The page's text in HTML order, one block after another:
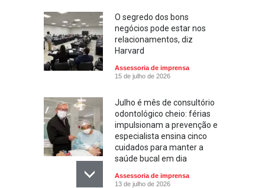
O segredo dos bons
negócios pode estar nos
relacionamentos, diz
Harvard
Assessoria de imprensa
15 de julho de 2026
Julho é mês de consultório
odontológico cheio: férias
impulsionam a prevenção e
especialista ensina cinco
cuidados para manter a
saúde bucal em dia
Assessoria de imprensa
13 de julho de 2026